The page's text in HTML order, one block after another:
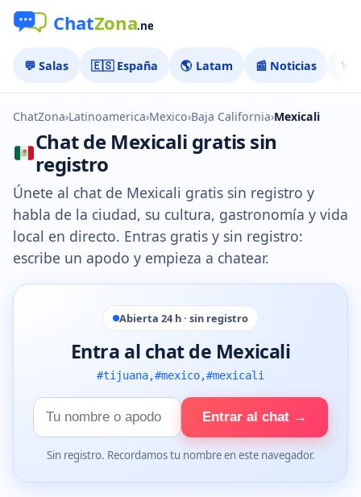
💬 Salas 🇪🇸 España 🌎 Latam 📰 Noticias 🏅
ChatZona›Latinoamerica›Mexico›Baja California›Mexicali
Chat de Mexicali gratis sin
registro
Únete al chat de Mexicali gratis sin registro y
habla de la ciudad, su cultura, gastronomía y vida
local en directo. Entras gratis y sin registro:
escribe un apodo y empieza a chatear.
Abierta 24 h · sin registro
Entra al chat de Mexicali
#tijuana,#mexico,#mexicali
Tu
nombre
Entrar al chat →
Sin registro. Recordamos tu nombre en este navegador.